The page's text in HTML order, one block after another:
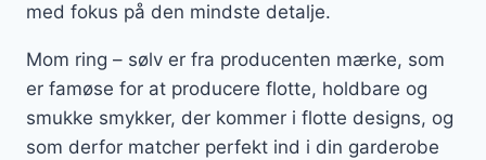
med fokus på den mindste detalje.
Mom ring – sølv er fra producenten mærke, som
er famøse for at producere flotte, holdbare og
smukke smykker, der kommer i flotte designs, og
som derfor matcher perfekt ind i din garderobe